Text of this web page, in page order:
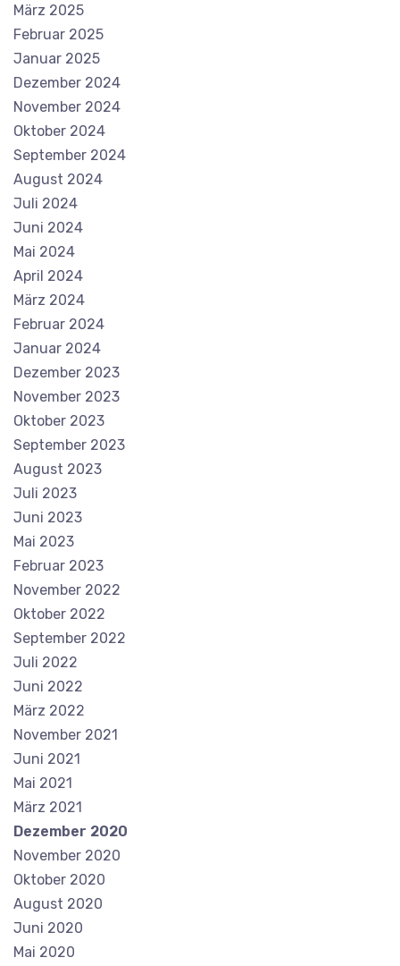
März 2025
Februar 2025
Januar 2025
Dezember 2024
November 2024
Oktober 2024
September 2024
August 2024
Juli 2024
Juni 2024
Mai 2024
April 2024
März 2024
Februar 2024
Januar 2024
Dezember 2023
November 2023
Oktober 2023
September 2023
August 2023
Juli 2023
Juni 2023
Mai 2023
Februar 2023
November 2022
Oktober 2022
September 2022
Juli 2022
Juni 2022
März 2022
November 2021
Juni 2021
Mai 2021
März 2021
Dezember 2020
November 2020
Oktober 2020
August 2020
Juni 2020
Mai 2020